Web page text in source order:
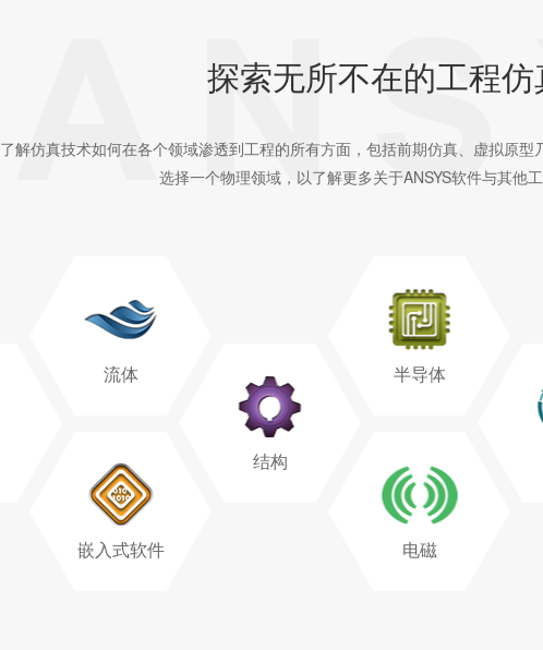
探索无所不在的工程
了解仿真技术如何在各个领域渗透到工程的所有方面，包括前期仿真、虚拟原型
选择一个物理领域，以了解更多关于ANSYS软件与其他
流体
嵌入式软件
结构
半导体
电磁